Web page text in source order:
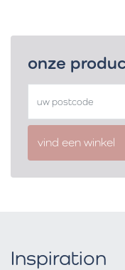
onze
vind een winkel
Inspiration